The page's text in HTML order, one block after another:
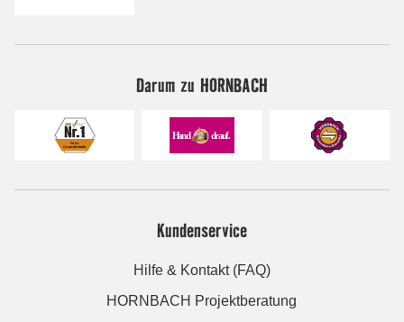
Darum zu HORNBACH
Kundenservice
Hilfe & Kontakt (FAQ)
HORNBACH Projektberatung